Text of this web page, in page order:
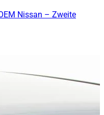
Nissan – Zweite